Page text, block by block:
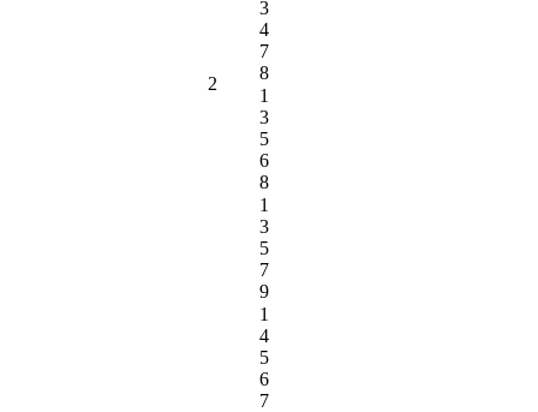
2
3
4
7
8
1
3
5
6
8
1
3
5
7
9
1
4
5
6
7